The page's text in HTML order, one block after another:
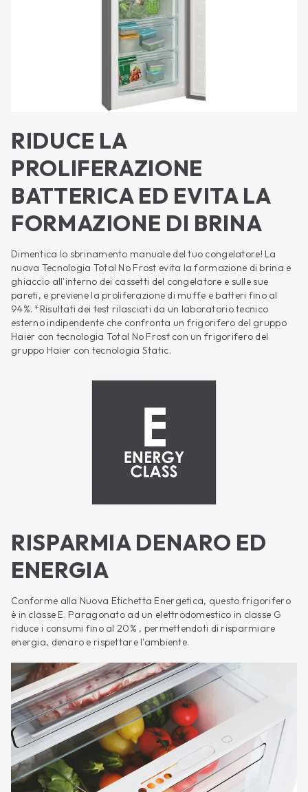
RIDUCE LA
PROLIFERAZIONE
BATTERICA ED EVITA LA
FORMAZIONE DI BRINA
Dimentica lo sbrinamento manuale del tuo congelatore! La
nuova Tecnologia Total No Frost evita la formazione di brina e
ghiaccio all'interno dei cassetti del congelatore e sulle sue
pareti, e previene la proliferazione di muffe e batteri fino al
94%. *Risultati dei test rilasciati da un laboratorio tecnico
esterno indipendente che confronta un frigorifero del gruppo
Haier con tecnologia Total No Frost con un frigorifero del
gruppo Haier con tecnologia Static.
RISPARMIA DENARO ED
ENERGIA
Conforme alla Nuova Etichetta Energetica, questo frigorifero
è in classe E. Paragonato ad un elettrodomestico in classe G
riduce i consumi fino al 20% , permettendoti di risparmiare
energia, denaro e rispettare l'ambiente.